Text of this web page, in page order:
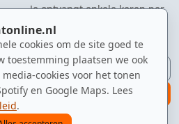
cookies om de site goed te
toestemming plaatsen we ook
cookies voor het tonen
en Google Maps. Lees
.
Je ontvangt enkele keren per
jaar een e-mail met het
laatste badmintonnieuws.
E-mailadres
aanmelden